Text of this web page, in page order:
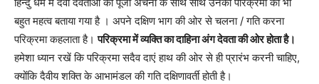
बहुत महत्व बताया गया है । अपने दक्षिण भाग की ओर से चलना / गति करना
परिक्रमा कहलाता है।परिक्रमा में व्यक्ति का दाहिना अंग देवता की ओर होता है।
हमेशा ध्यान रखें कि परिक्रमा सदैव दाएं हाथ की ओर से ही प्रारंभ करनी चाहिए,
क्योंकि दैवीय शक्ति के आभामंडल की गति दक्षिणावर्ती होती है।